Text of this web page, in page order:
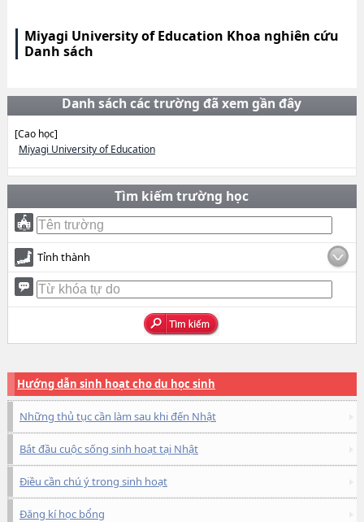
Miyagi University of Education Khoa nghiên cứu
Danh sách
Danh sách các trường đã xem gần đây
[Cao học]
Miyagi University of Education
Tìm kiếm trường học
Tỉnh thành
Hướng dẫn sinh hoạt cho du học sinh
Những thủ tục cần làm sau khi đến Nhật
Bắt đầu cuộc sống sinh hoạt tại Nhật
Điều cần chú ý trong sinh hoạt
Đăng kí học bổng